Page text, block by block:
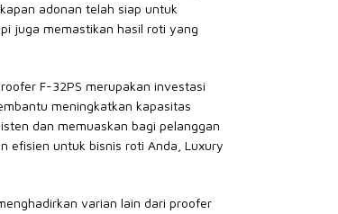
adonan telah siap untuk
juga memastikan hasil roti yang
F-32PS merupakan investasi
meningkatkan kapasitas
dan memuaskan bagi pelanggan
efisien untuk bisnis roti Anda, Luxury
varian lain dari proofer